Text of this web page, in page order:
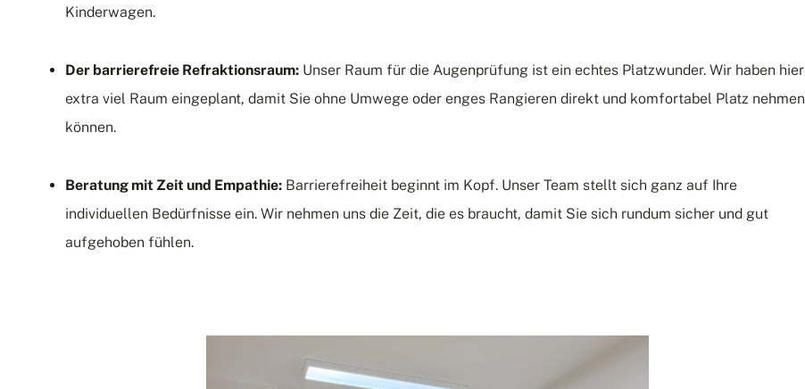
Kinderwagen.
Der barrierefreie Refraktionsraum: Unser Raum für die Augenprüfung ist ein echtes Platzwunder. Wir haben hier
extra viel Raum eingeplant, damit Sie ohne Umwege oder enges Rangieren direkt und komfortabel Platz nehmen
können.
Beratung mit Zeit und Empathie: Barrierefreiheit beginnt im Kopf. Unser Team stellt sich ganz auf Ihre
individuellen Bedürfnisse ein. Wir nehmen uns die Zeit, die es braucht, damit Sie sich rundum sicher und gut
aufgehoben fühlen.